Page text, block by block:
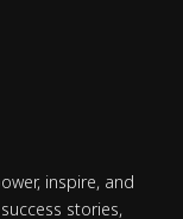
inspire, and
stories,